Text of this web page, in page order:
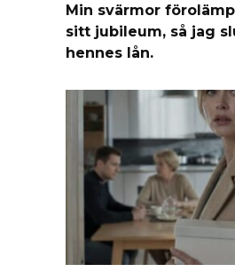
Min svärmor
sitt jubileum, så jag
hennes lån.